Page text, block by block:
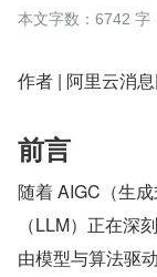
本文字数：6742 字
作者 | 阿里云消
前言
随着 AIGC（生
（LLM）正在深
由模型与算法驱